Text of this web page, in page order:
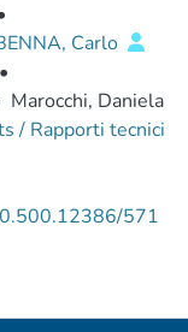
Carlo
•
Marocchi, Daniela
/ Rapporti tecnici
571